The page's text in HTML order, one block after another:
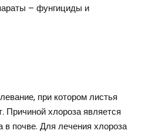
– фунгициды и
при котором листья
Причиной хлороза является
в почве. Для лечения хлороза